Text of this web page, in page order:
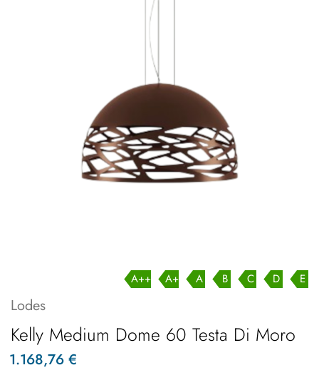
A++ A+ A B C D E
Lodes
Kelly Medium Dome 60 Testa Di Moro
1.168,76 €